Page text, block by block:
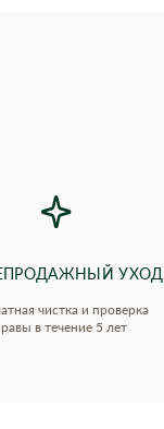
УХОД
чистка и проверка
в течение 5 лет